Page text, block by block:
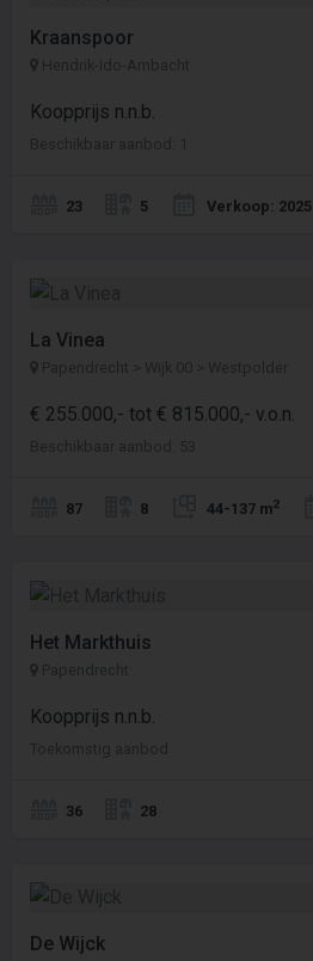
Kraanspoor
Hendrik-Ido-Ambacht
Koopprijs n.n.b.
Beschikbaar aanbod: 1
23 5 Verkoop: 2025
La Vinea
Papendrecht > Wijk 00 > Westpolder
€ 255.000,- tot € 815.000,- v.o.n.
Beschikbaar aanbod: 53
87 8 44-137 m2
Het Markthuis
Papendrecht
Koopprijs n.n.b.
Toekomstig aanbod
36 28
De Wijck